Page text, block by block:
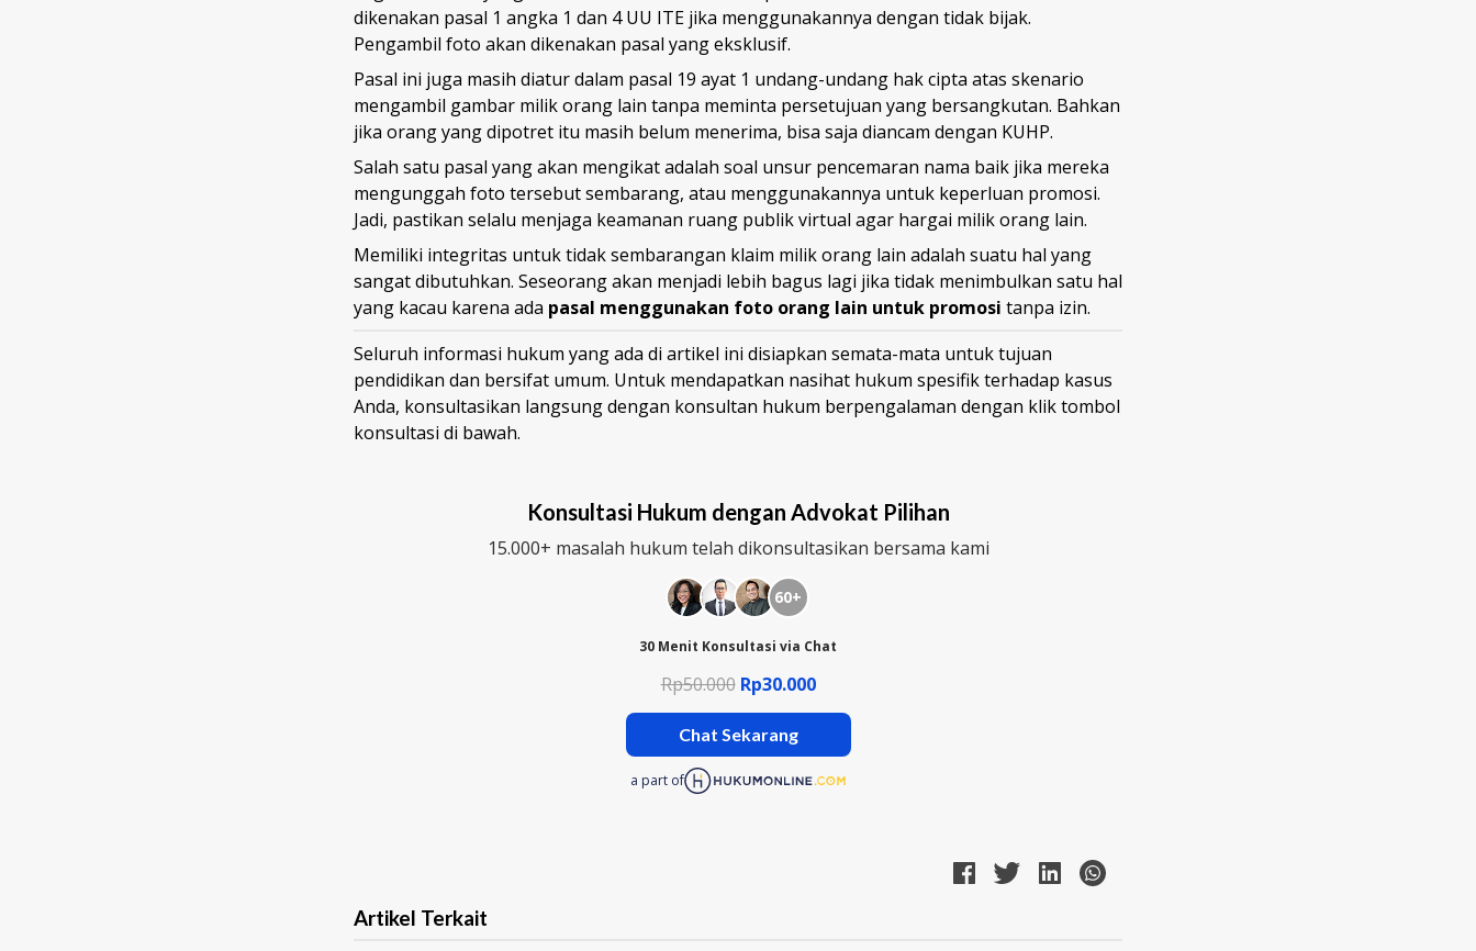
dikenakan pasal 1 angka 1 dan 4 UU ITE jika menggunakannya dengan tidak bijak.
Pengambil foto akan dikenakan pasal yang eksklusif.
Pasal ini juga masih diatur dalam pasal 19 ayat 1 undang-undang hak cipta atas skenario
mengambil gambar milik orang lain tanpa meminta persetujuan yang bersangkutan. Bahkan
jika orang yang dipotret itu masih belum menerima, bisa saja diancam dengan KUHP.
Salah satu pasal yang akan mengikat adalah soal unsur pencemaran nama baik jika mereka
mengunggah foto tersebut sembarang, atau menggunakannya untuk keperluan promosi.
Jadi, pastikan selalu menjaga keamanan ruang publik virtual agar hargai milik orang lain.
Memiliki integritas untuk tidak sembarangan klaim milik orang lain adalah suatu hal yang
sangat dibutuhkan. Seseorang akan menjadi lebih bagus lagi jika tidak menimbulkan satu hal
yang kacau karena ada pasal menggunakan foto orang lain untuk promosi tanpa izin.
Seluruh informasi hukum yang ada di artikel ini disiapkan semata-mata untuk tujuan
pendidikan dan bersifat umum. Untuk mendapatkan nasihat hukum spesifik terhadap kasus
Anda, konsultasikan langsung dengan konsultan hukum berpengalaman dengan klik tombol
konsultasi di bawah.
Konsultasi Hukum dengan Advokat Pilihan
15.000+ masalah hukum telah dikonsultasikan bersama kami
60+
30 Menit Konsultasi via Chat
Rp50.000 Rp30.000
Chat Sekarang
a part of
Artikel Terkait